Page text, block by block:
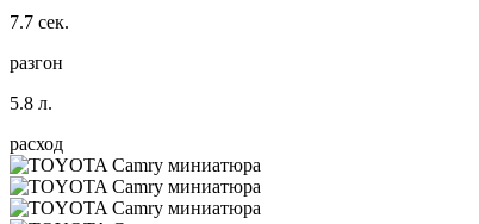
7.7 сек.
разгон
5.8 л.
расход